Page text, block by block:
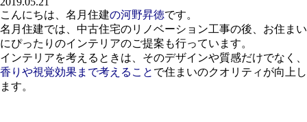
こんにちは、名月住建の河野昇徳です。
名月住建では、中古住宅のリノベーション工事の後、お住まい
にぴったりのインテリアのご提案も行っています。
インテリアを考えるときは、そのデザインや質感だけでなく、
香りや視覚効果まで考えること で住まいのクオリティが向上し
ます。